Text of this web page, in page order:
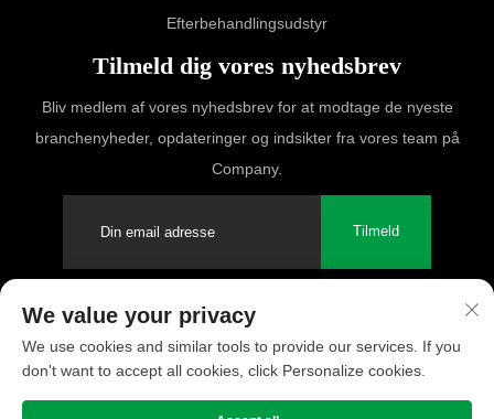
Efterbehandlingsudstyr
Tilmeld dig vores nyhedsbrev
Bliv medlem af vores nyhedsbrev for at modtage de nyeste
branchenyheder, opdateringer og indsikter fra vores team på
Company.
Tilmeld
rettigheder forbeholdes
Privatlivspolitik
We value your privacy
We use cookies and similar tools to provide our services. If you
don't want to accept all cookies, click Personalize cookies.